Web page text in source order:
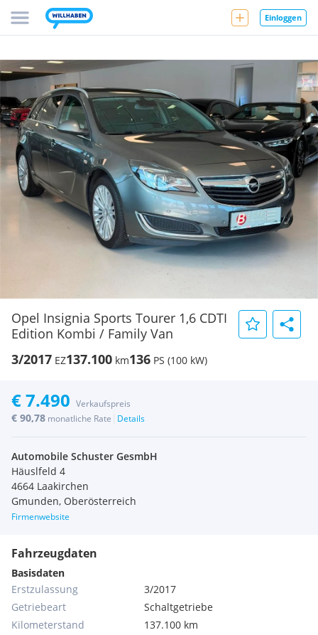
Einloggen
Opel Insignia Sports Tourer 1,6 CDTI
Edition Kombi / Family Van
3/2017 EZ137.100 km136 PS (100 kW)
€ 7.490 Verkaufspreis
€ 90,78 monatliche Rate Details
Automobile Schuster GesmbH
Häuslfeld 4
4664 Laakirchen
Gmunden, Oberösterreich
Firmenwebsite
Fahrzeugdaten
Basisdaten
Erstzulassung
3/2017
Getriebeart
Schaltgetriebe
Kilometerstand
137.100 km